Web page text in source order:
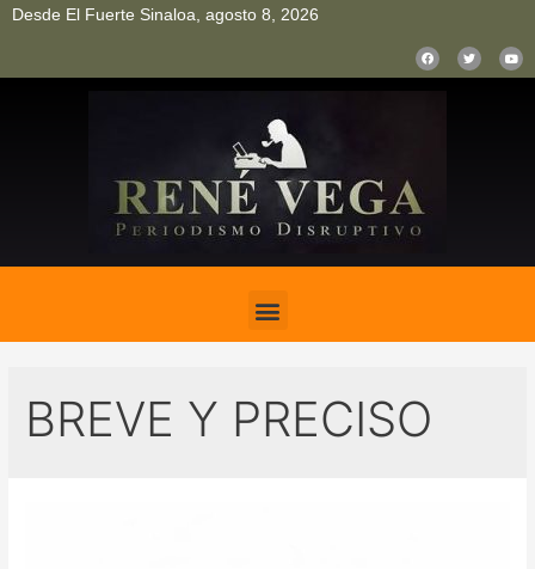
Desde El Fuerte Sinaloa, agosto 8, 2026
BREVE Y PRECISO